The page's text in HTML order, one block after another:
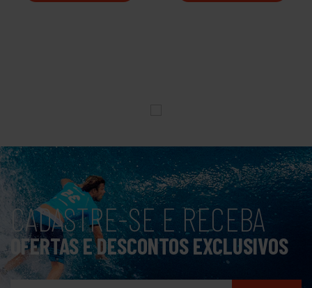
CADASTRE-SE E RECEBA
OFERTAS E DESCONTOS EXCLUSIVOS